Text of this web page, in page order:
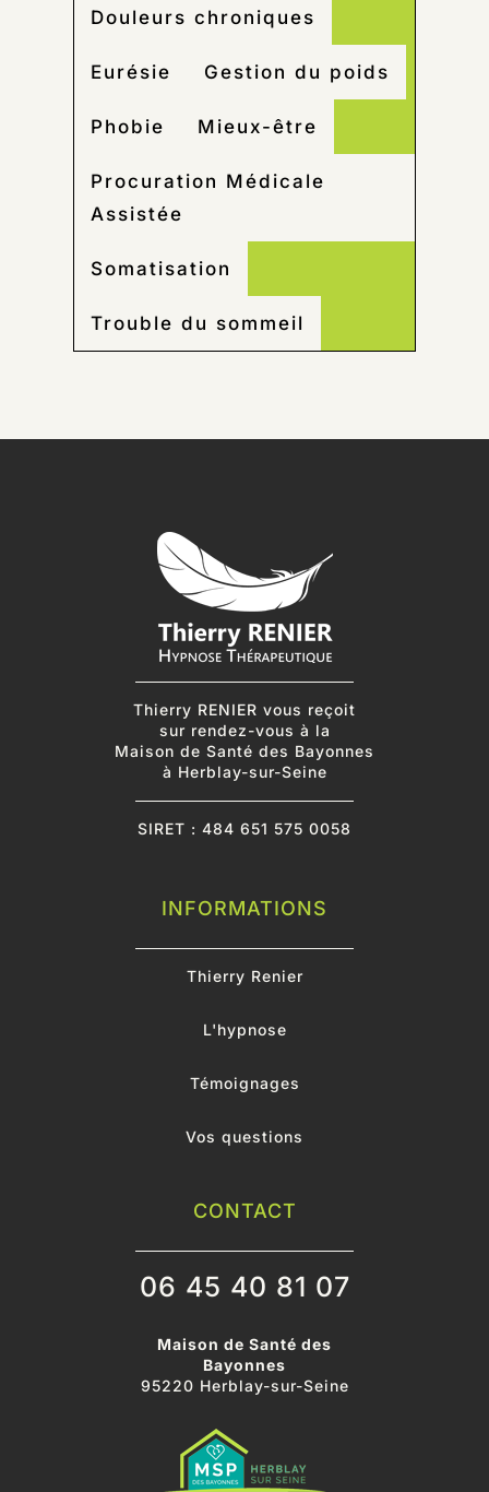
Douleurs chroniques
Eurésie Gestion du poids
Phobie Mieux-être
Procuration Médicale
Assistée
Somatisation
Trouble du sommeil
Thierry RENIER vous reçoit
sur rendez-vous à la
Maison de Santé des Bayonnes
à Herblay-sur-Seine
SIRET : 484 651 575 0058
INFORMATIONS
Thierry Renier
L'hypnose
Témoignages
Vos questions
CONTACT
06 45 40 81 07
Maison de Santé des
Bayonnes
95220 Herblay-sur-Seine